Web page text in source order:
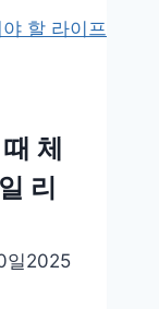
체
리
일2025